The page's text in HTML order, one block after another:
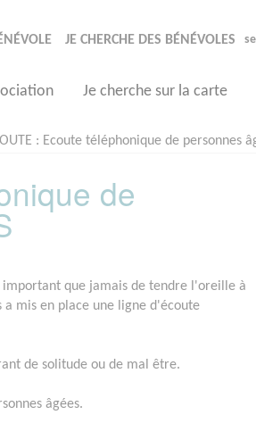
JE CHERCHE DES BÉNÉVOLES
Je cherche sur la carte
: Ecoute téléphonique de personnes
de
que jamais de tendre l'oreille à
a mis en place une ligne d'écoute
de solitude ou de mal être.
âgées.